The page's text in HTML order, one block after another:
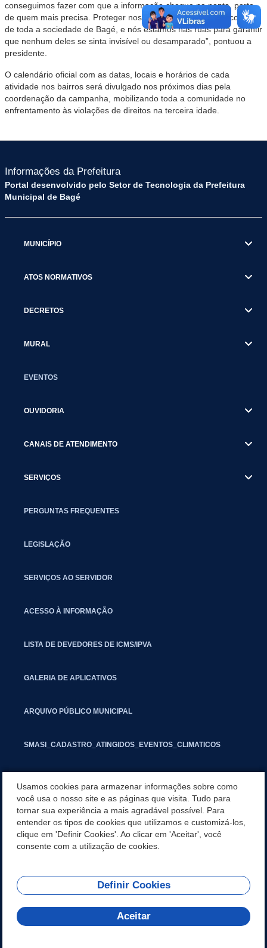
conseguimos fazer com que a informação chegue na ponta, perto
de quem mais precisa. Proteger nossos idosos é um dever coletivo
de toda a sociedade de Bagé, e nós estamos nas ruas para garantir
que nenhum deles se sinta invisível ou desamparado”, pontuou a
presidente.
O calendário oficial com as datas, locais e horários de cada
atividade nos bairros será divulgado nos próximos dias pela
coordenação da campanha, mobilizando toda a comunidade no
enfrentamento às violações de direitos na terceira idade.
Informações da Prefeitura
Portal desenvolvido pelo Setor de Tecnologia da Prefeitura
Municipal de Bagé
MUNICÍPIO
ATOS NORMATIVOS
DECRETOS
MURAL
EVENTOS
OUVIDORIA
CANAIS DE ATENDIMENTO
SERVIÇOS
PERGUNTAS FREQUENTES
LEGISLAÇÃO
SERVIÇOS AO SERVIDOR
ACESSO À INFORMAÇÃO
LISTA DE DEVEDORES DE ICMS/IPVA
GALERIA DE APLICATIVOS
ARQUIVO PÚBLICO MUNICIPAL
SMASI_CADASTRO_ATINGIDOS_EVENTOS_CLIMATICOS
INFORMATIVO PIT
SEGUNDA VIA IPTU
REDES SOCIAIS
Usamos cookies para armazenar informações sobre como
você usa o nosso site e as páginas que visita. Tudo para
tornar sua experiência a mais agradável possível. Para
entender os tipos de cookies que utilizamos e customizá-los,
clique em 'Definir Cookies'. Ao clicar em 'Aceitar', você
consente com a utilização de cookies.
Definir Cookies
Aceitar